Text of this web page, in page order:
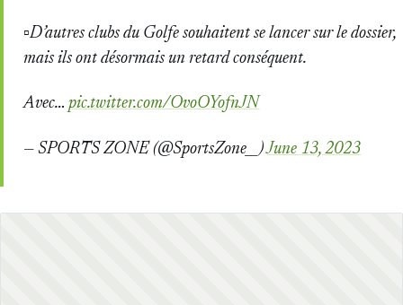
▫️D’autres clubs du Golfe souhaitent se lancer sur le dossier,
mais ils ont désormais un retard conséquent.
Avec…pic.twitter.com/OvoOYofnJN
— SPORTS ZONE (@SportsZone__)June 13, 2023